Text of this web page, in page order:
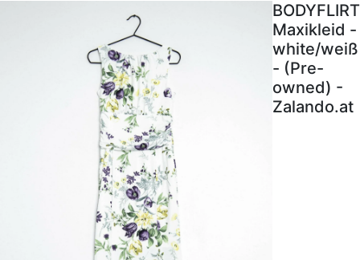
BODYFLIRT
Maxikleid -
white/weiß
- (Pre-
owned) -
Zalando.at